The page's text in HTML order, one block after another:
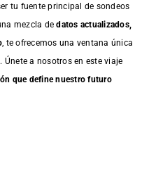
tu fuente principal de sondeos
mezcla dedatos actualizados,
, te ofrecemos una ventana única
a nosotros en este viaje
que define nuestro futuro